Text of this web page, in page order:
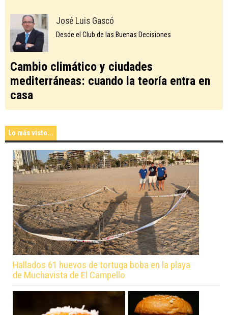
José Luis Gascó
Desde el Club de las Buenas Decisiones
Cambio climático y ciudades
mediterráneas: cuando la teoría entra en
casa
Lo más visto...
Hallados 61 huevos de tortuga boba en la playa
de Muchavista de El Campello